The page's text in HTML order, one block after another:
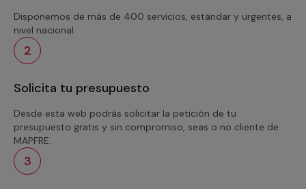
Disponemos de más de 400 servicios, estándar y urgentes, a
nivel nacional.
2
Solicita tu presupuesto
Desde esta web podrás solicitar la petición de tu
presupuesto gratis y sin compromiso, seas o no cliente de
MAPFRE.
3